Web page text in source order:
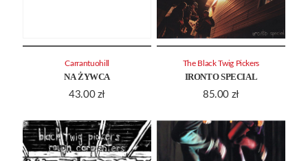
NA ŻYWCA
43.00 zł
Carrantuohill
IRONTO SPECIAL
85.00 zł
The Black Twig Pickers